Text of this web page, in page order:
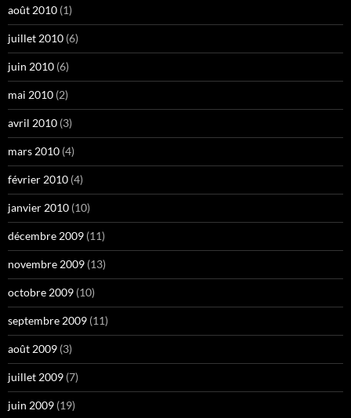
août 2010 (1)
juillet 2010 (6)
juin 2010 (6)
mai 2010 (2)
avril 2010 (3)
mars 2010 (4)
février 2010 (4)
janvier 2010 (10)
décembre 2009 (11)
novembre 2009 (13)
octobre 2009 (10)
septembre 2009 (11)
août 2009 (3)
juillet 2009 (7)
juin 2009 (19)